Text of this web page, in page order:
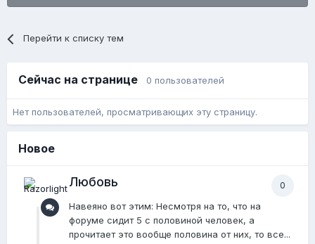
Перейти к списку тем
Сейчас на странице 0 пользователей
Нет пользователей, просматривающих эту страницу.
Новое
0
Любовь
Навеяно вот этим: Несмотря на то, что на
форуме сидит 5 с половиной человек, а
прочитает это вообще половина от них, то все...